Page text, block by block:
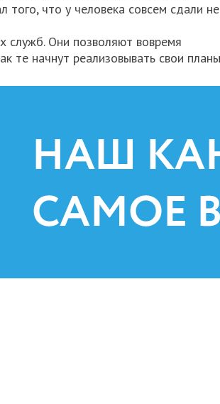
что у человека совсем сдали
служб. Они позволяют вовремя
те начнут реализовывать свои